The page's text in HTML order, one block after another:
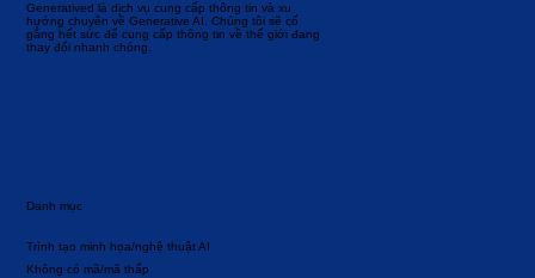
Generatived là dịch vụ cung cấp thông tin và xu
hướng chuyên về Generative AI. Chúng tôi sẽ cố
gắng hết sức để cung cấp thông tin về thế giới đang
thay đổi nhanh chóng.
Danh mục
Không có mã/mã thấp
Trình tạo minh họa/nghệ thuật AI